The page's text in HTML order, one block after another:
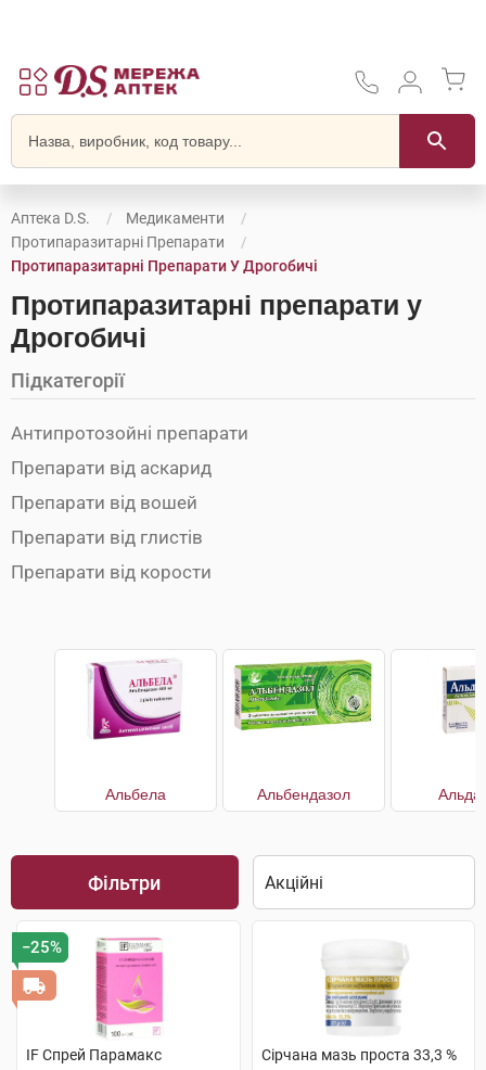
Аптека D.S.
Медикаменти
Протипаразитарні Препарати
Протипаразитарні Препарати У Дрогобичі
Протипаразитарні препарати у
Дрогобичі
Підкатегорії
Антипротозойні препарати
Препарати від аскарид
Препарати від вошей
Препарати від глистів
Препарати від корости
Альбела Альбендазол
Фільтри
−25%
IF Спрей Парамакс
Сірчана мазь проста 33,3 %